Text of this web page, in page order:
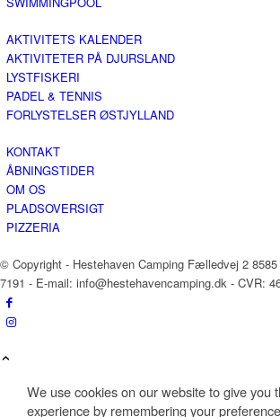
AKTIVITETS KALENDER
AKTIVITETER PÅ DJURSLAND
LYSTFISKERI
PADEL & TENNIS
FORLYSTELSER ØSTJYLLAND
KONTAKT
ÅBNINGSTIDER
OM OS
PLADSOVERSIGT
PIZZERIA
© Copyright - Hestehaven Camping Fælledvej 2
7191 - E-mail: info@hestehavencamping.dk - CVR:
We use cookies on our website to give you
experience by remembering your